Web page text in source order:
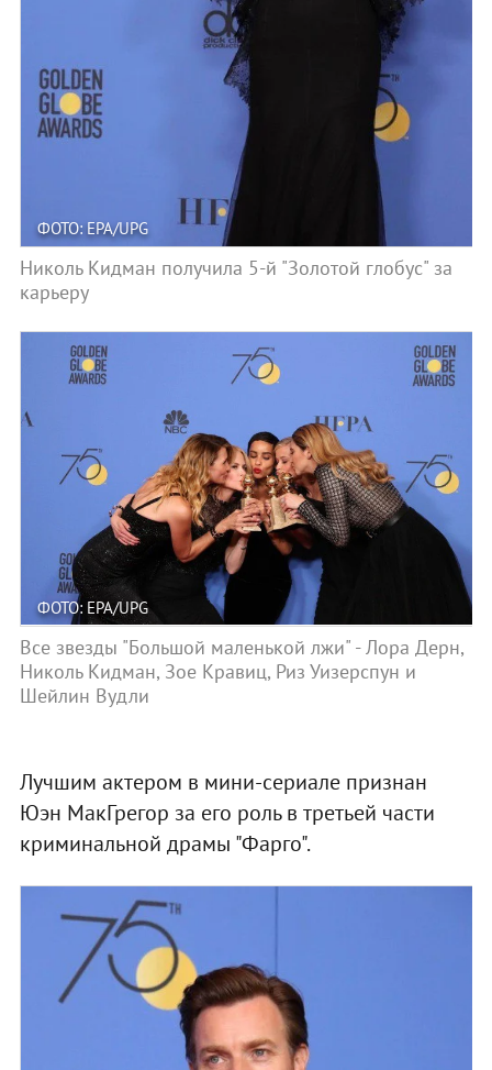
ФОТО: EPA/UPG
Николь Кидман получила 5-й "Золотой глобус" за
карьеру
ФОТО: EPA/UPG
Все звезды "Большой маленькой лжи" - Лора Дерн,
Николь Кидман, Зое Кравиц, Риз Уизерспун и
Шейлин Вудли
Лучшим актером в мини-сериале признан
Юэн МакГрегор за его роль в третьей части
криминальной драмы "Фарго".